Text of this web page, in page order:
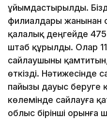
ұйымдастырылды.
филиалдары жанынан
қалалық деңгейде 475
штаб құрылды. Олар
сайлаушыны
өткізді.
пайызы дауыс беруге
көлемінде сайлауға
облыс бірінші